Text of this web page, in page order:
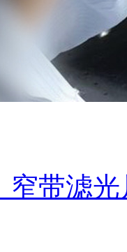
窄带滤